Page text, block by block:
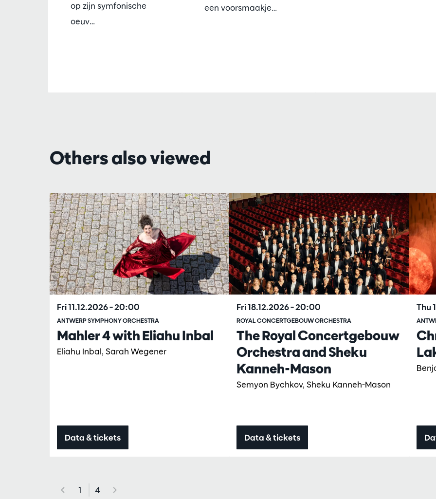
op zijn symfonische
oeuv…
een voorsmaakje…
Others also viewed
Mahler 4 with Eliahu Inbal
Eliahu Inbal, Sarah Wegener
ANTWERP SYMPHONY ORCHESTRA
Fri 11.12.2026– 20:00
Data & tickets
The Royal Concertgebouw
Orchestra and Sheku
Kanneh-Mason
Semyon Bychkov, Sheku Kanneh-Mason
ROYAL CONCERTGEBOUW ORCHESTRA
Fri 18.12.2026– 20:00
Data & tickets
Thu
1 4